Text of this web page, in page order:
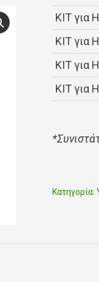
ΚΙΤ για
ΚΙΤ για
ΚΙΤ για
ΚΙΤ για
Κατηγορία: